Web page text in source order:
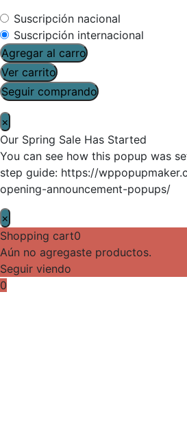
Suscripción nacional
Suscripción internacional
Agregar al carro
Ver carrito
Seguir comprando
×
Our Spring Sale Has Started
You can see how this popup was
step guide: https://
opening-announcement-popups/
×
Shopping cart0
Aún no agregaste productos.
Seguir viendo
0